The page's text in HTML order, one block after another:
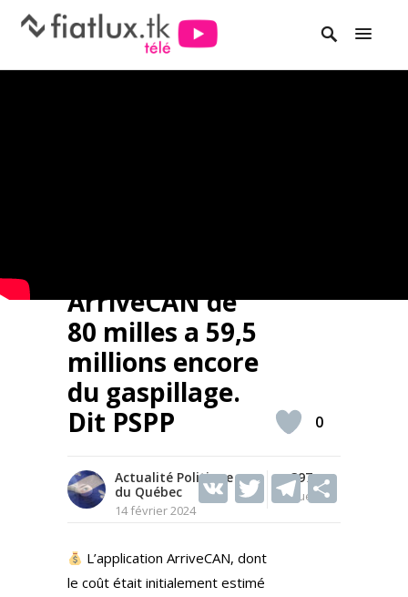
ArriveCAN de
80 milles a 59,5
millions encore
du gaspillage.
Dit PSPP
Actualité Politique
du Québec
14 février 2024
397
Vues
V T
itt
er
T
0
L’application ArriveCAN, dont
le coût était initialement estimé